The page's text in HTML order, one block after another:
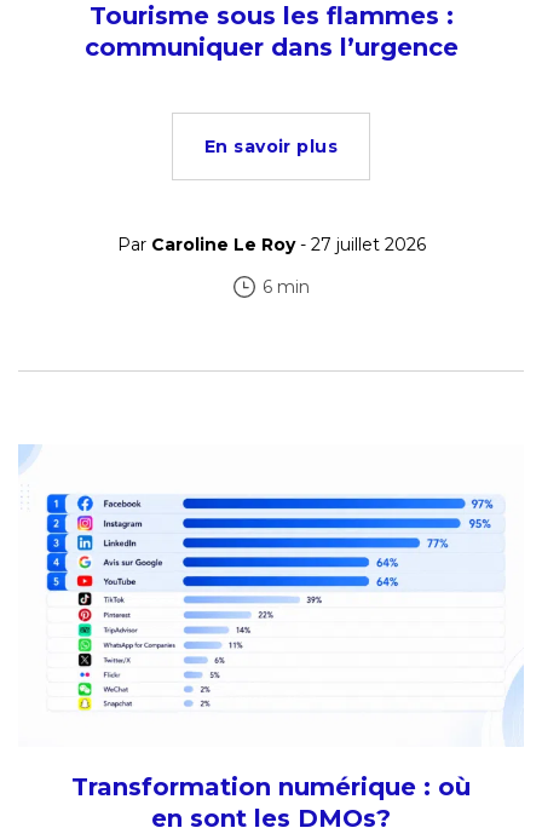
Tourisme sous les flammes :
communiquer dans l’urgence
En savoir plus
Par Caroline Le Roy- 27 juillet 2026
6 min
Transformation numérique : où
en sont les DMOs?